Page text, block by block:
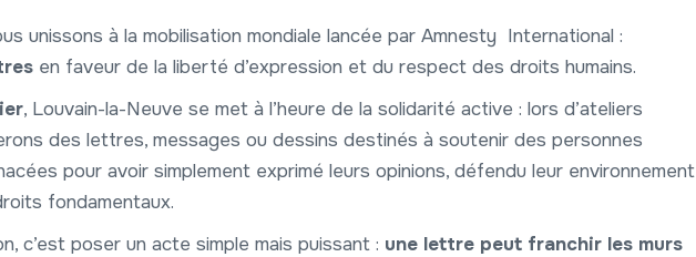
unissons à la mobilisation mondiale lancée par Amnesty International :
en faveur de la liberté d’expression et du respect des droits humains.
, Louvain-la-Neuve se met à l’heure de la solidarité active : lors d’ateliers
des lettres, messages ou dessins destinés à soutenir des personnes
pour avoir simplement exprimé leurs opinions, défendu leur environnement
fondamentaux.
c’est poser un acte simple mais puissant : une lettre peut franchir les murs